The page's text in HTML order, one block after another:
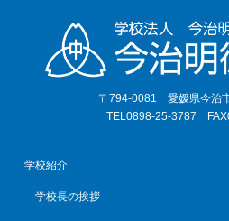
〒794-0081 愛媛県今治
TEL0898-25-3787
学校紹介
学校長の挨拶